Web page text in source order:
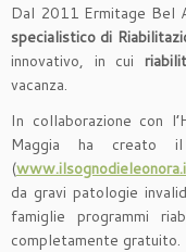
Dal 2011 Ermitage Bel
specialistico di
innovativo, in cui
vacanza.
In collaborazione con
Maggia ha creato
(
da gravi patologie
famiglie programmi
completamente gratuito.